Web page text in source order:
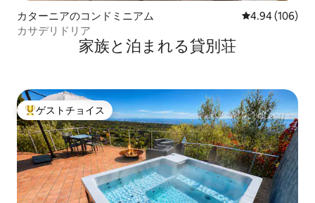
カターニアのコンドミニアム レビュー106
4.94 (106)
カサデリドリア
家族と泊まれる貸別荘
大好評のゲストチョイスです。
ゲストチョイス